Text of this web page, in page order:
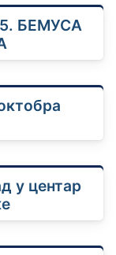
БЕМУСА
у центар